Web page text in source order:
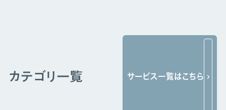
カテゴリ一覧 サービス一覧はこちら